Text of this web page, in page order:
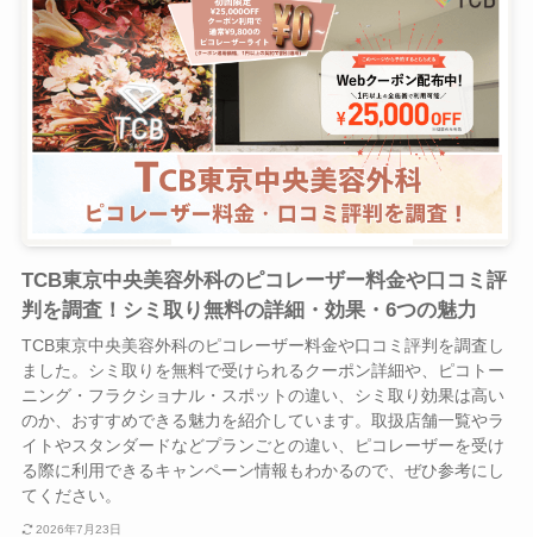
TCB東京中央美容外科のピコレーザー料金や口コミ評
判を調査！シミ取り無料の詳細・効果・6つの魅力
TCB東京中央美容外科のピコレーザー料金や口コミ評判を調査し
ました。シミ取りを無料で受けられるクーポン詳細や、ピコトー
ニング・フラクショナル・スポットの違い、シミ取り効果は高い
のか、おすすめできる魅力を紹介しています。取扱店舗一覧やラ
イトやスタンダードなどプランごとの違い、ピコレーザーを受け
る際に利用できるキャンペーン情報もわかるので、ぜひ参考にし
てください。
2026年7月23日